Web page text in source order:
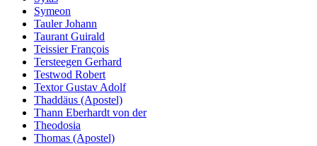
Symeon
Tauler Johann
Taurant Guirald
Teissier François
Tersteegen Gerhard
Testwod Robert
Textor Gustav Adolf
Thaddäus (Apostel)
Thann Eberhardt von der
Theodosia
Thomas (Apostel)